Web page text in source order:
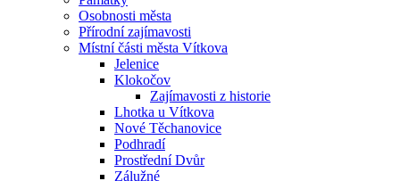
Osobnosti města
Přírodní zajímavosti
Místní části města Vítkova
Jelenice
Klokočov
Zajímavosti z historie
Lhotka u Vítkova
Nové Těchanovice
Podhradí
Prostřední Dvůr
Zálužné